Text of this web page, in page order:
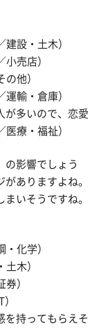
建設・土木）
小売店）
の他）
運輸・倉庫）
が多いので、恋愛
療・福祉）
の影響でしょう
ありますよね。
いそうですね。
・化学）
土木）
券）
を持ってもらえそ